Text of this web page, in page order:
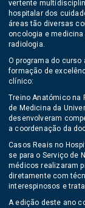
vertente
hospitalar dos
áreas tão diversas
oncologia e
radiologia.
O programa do
formação de
clínico:
Treino Anatómico na
de Medicina da
desenvolveram
a coordenação da
Casos Reais no
se para o Serviço de
médicos realizaram
diretamente com
interespinosos e
A edição deste ano